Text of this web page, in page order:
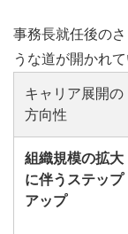
事務長就任後の
うな道が開かれて
キャリア展開の
方向性
組織規模の拡大
に伴うステップ
アップ